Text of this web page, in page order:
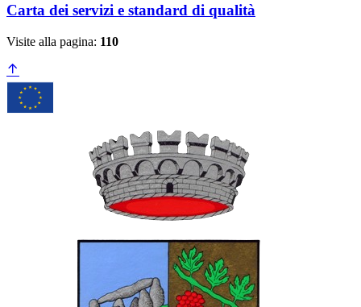
Carta dei servizi e standard di qualità
Visite alla pagina: 110